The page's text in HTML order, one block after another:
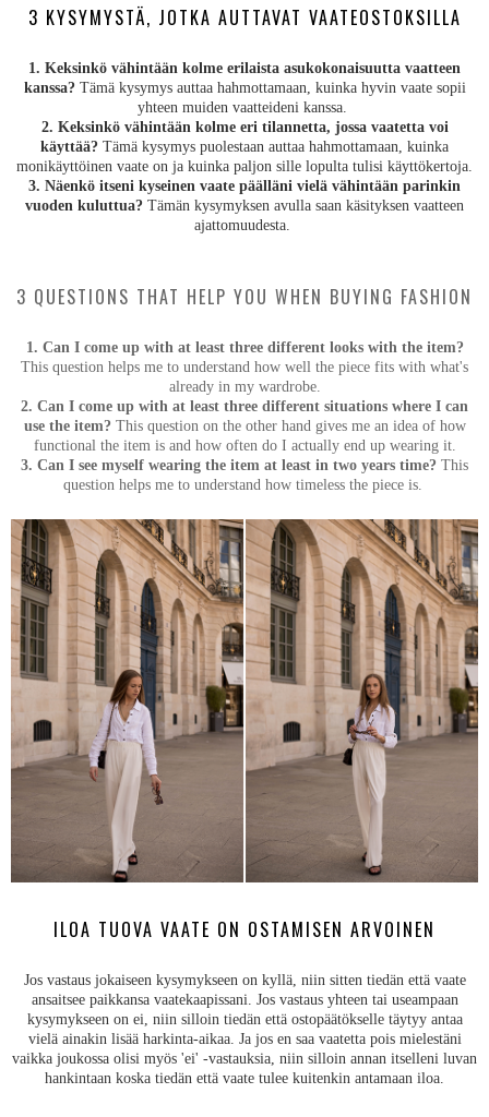
3 KYSYMYSTÄ, JOTKA AUTTAVAT VAATEOSTOKSILLA
1. Keksinkö vähintään kolme erilaista asukokonaisuutta vaatteen
kanssa?Tämä kysymys auttaa hahmottamaan, kuinka hyvin vaate sopii
yhteen muiden vaatteideni kanssa.
2. Keksinkö vähintään kolme eri tilannetta, jossa vaatetta voi
käyttää? Tämä kysymys puolestaan auttaa hahmottamaan, kuinka
monikäyttöinen vaate on ja kuinka paljon sille lopulta tulisi käyttökertoja.
3. Näenkö itseni kyseinen vaate päälläni vielä vähintään parinkin
vuoden kuluttua? Tämän kysymyksen avulla saan käsityksen vaatteen
ajattomuudesta.
3 QUESTIONS THAT HELP YOU WHEN BUYING FASHION
1. Can I come up with at least three different looks with the item?
This question helps me to understand how well the piece fits with what's
already in my wardrobe.
2. Can I come up with at least three different situations where I can
use the item? This question on the other hand gives me an idea of how
functional the item is and how often do I actually end up wearing it.
3. Can I see myself wearing the item at least in two years time? This
question helps me to understand how timeless the piece is.
ILOA TUOVA VAATE ON OSTAMISEN ARVOINEN
Jos vastaus jokaiseen kysymykseen on kyllä, niin sitten tiedän että vaate
ansaitsee paikkansa vaatekaapissani. Jos vastaus yhteen tai useampaan
kysymykseen on ei, niin silloin tiedän että ostopäätökselle täytyy antaa
vielä ainakin lisää harkinta-aikaa. Ja jos en saa vaatetta pois mielestäni
vaikka joukossa olisi myös 'ei' -vastauksia, niin silloin annan itselleni luvan
hankintaan koska tiedän että vaate tulee kuitenkin antamaan iloa.